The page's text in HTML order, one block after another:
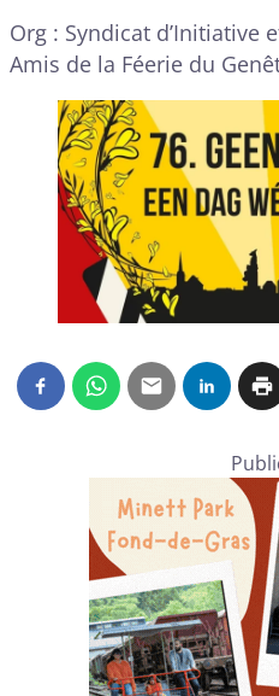
Org : Syndicat d’Initiative
Amis de la Féerie du